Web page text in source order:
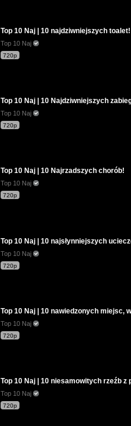
Top 10 Naj | 10 najdziwniejszych
Top 10 Naj
720p
Top 10 Naj | 10 Najdziwniejszych
Top 10 Naj
720p
Top 10 Naj | 10 Najrzadszych chorób!
Top 10 Naj
720p
Top 10 Naj | 10 najsłynniejszych
Top 10 Naj
720p
Top 10 Naj | 10 nawiedzonych
Top 10 Naj
720p
Top 10 Naj | 10 niesamowitych rzeźb z
Top 10 Naj
720p